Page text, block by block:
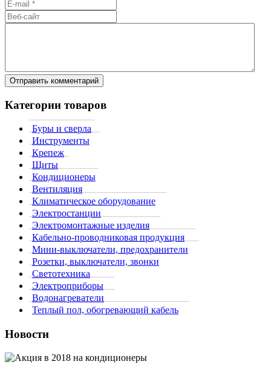
Категории товаров
Буры и сверла
Инструменты
Крепеж
Щиты
Кондиционеры
Вентиляция
Климатическое оборудование
Электростанции
Электромонтажные изделия
Кабельно-проводниковая продукция
Мини-выключатели, предохранители
Розетки, выключатели, звонки
Светотехника
Электроприборы
Водонагреватели
Теплый пол, обогревающий кабель
Новости